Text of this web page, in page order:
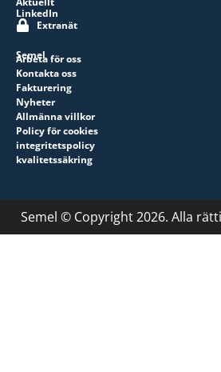
LinkedIn
Extranät
Semel
Arbeta för oss
Kontakta oss
Fakturering
Nyheter
Allmänna villkor
Policy för cookies
integritetspolicy
kvalitetssäkring
Semel © Copyright 2026. Alla